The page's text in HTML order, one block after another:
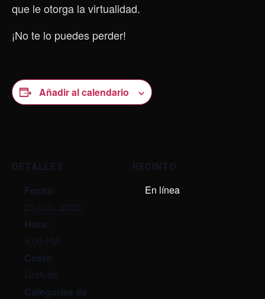
que le otorga la virtualidad.
¡No te lo puedes perder!
Añadir al calendario
DETALLES
Fecha:
29 julio, 2022
Hora:
4:00 PM
Coste:
Gratuito
Categorías de
RECINTO
En línea